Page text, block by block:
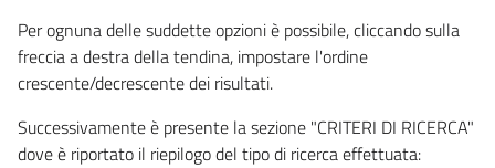
Per ognuna delle suddette opzioni è possibile, cliccando sulla
freccia a destra della tendina, impostare l'ordine
crescente/decrescente dei risultati.
Successivamente è presente la sezione "CRITERI DI RICERCA"
dove è riportato il riepilogo del tipo di ricerca effettuata: